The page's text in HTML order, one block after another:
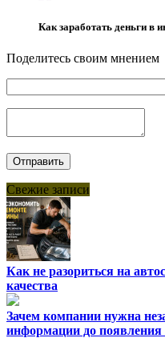
Как заработать деньги в
Поделитесь своим мнением
Свежие записи
Как не разориться на
качества
Зачем компании нужна
информации до появления